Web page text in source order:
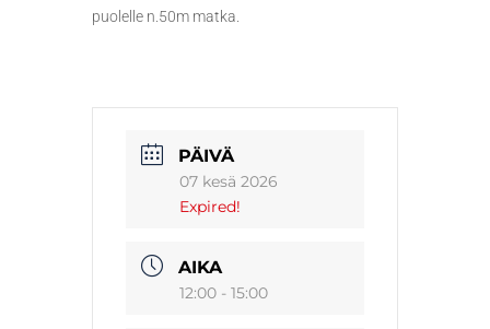
puolelle n.50m matka.
PÄIVÄ
07 kesä 2026
Expired!
AIKA
12:00 - 15:00